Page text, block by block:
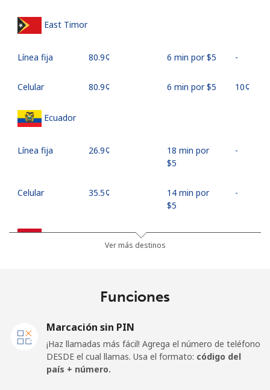
East Timor
Línea fija ⁦80.9¢⁩ 6 min por ⁦$5⁩ -
Celular ⁦80.9¢⁩ 6 min por ⁦$5⁩ ⁦10¢⁩
Ecuador
Línea fija ⁦26.9¢⁩
18 min por
⁦$5⁩
-
Celular ⁦35.5¢⁩
14 min por
⁦$5⁩
-
Egypt
Mobile -
⁦21.5¢⁩
23 min por
-
Ver más destinos
Funciones
Marcación sin PIN
¡Haz llamadas más fácil! Agrega el número de teléfono
DESDE el cual llamas. Usa el formato: código del
país + número.